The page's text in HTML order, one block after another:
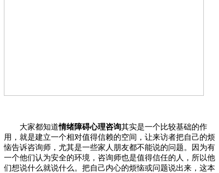
大家都知道情绪障碍心理咨询其实是一个比较基础的作
用，就是建立一个相对值得信赖的空间，让来访者把自己的烦
恼告诉咨询师，尤其是一些家人朋友都不能说的问题。因为有
一个他们认为安全的环境，咨询师也是值得信任的人，所以他
们想说什么就说什么。把自己内心的烦恼或问题说出来，这本